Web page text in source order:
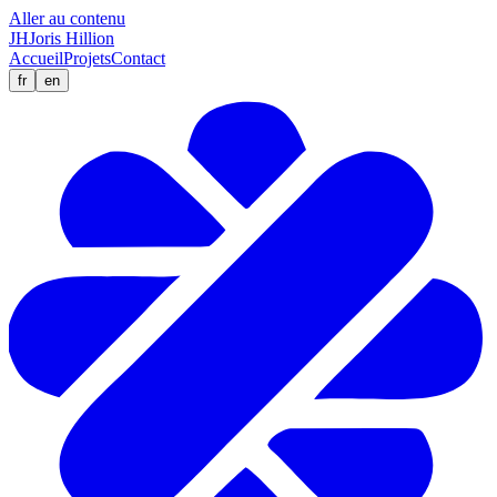
Aller au contenu
JHJoris Hillion
AccueilProjetsContact
fr en